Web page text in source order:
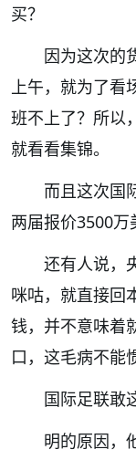
买？
因为这次的
上午，就为了看
班不上了？所以
就看看集锦。
而且这次国
两届报价3500万
还有人说，
咪咕，就直接回
钱，并不意味着
口，这毛病不能
国际足联敢
明的原因，